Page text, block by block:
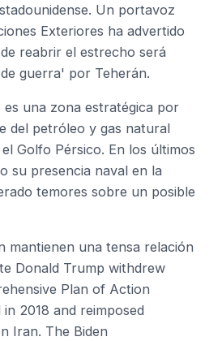
Un portavoz
Exteriores ha advertido
reabrir el estrecho será
guerra' por Teherán.
una zona estratégica por
del petróleo y gas natural
Golfo Pérsico. En los últimos
su presencia naval en la
temores sobre un posible
mantienen una tensa relación
Donald Trump withdrew
Plan of Action
2018 and reimposed
Iran. The Biden